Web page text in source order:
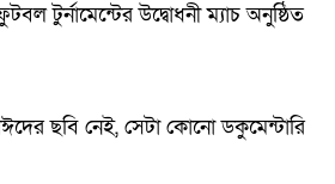
টুর্নামেন্টের উদ্বোধনী ম্যাচ অনুষ্ঠিত
ছবি নেই, সেটা কোনো ডকুমেন্টারি